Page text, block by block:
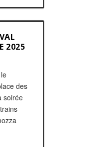
2025
des
soirée